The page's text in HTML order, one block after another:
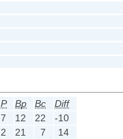
P Bp Bc
Diff
7 12 22
-10
2 21 7
14